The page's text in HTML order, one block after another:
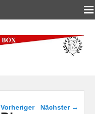
Box
Vorheriger Nächster →